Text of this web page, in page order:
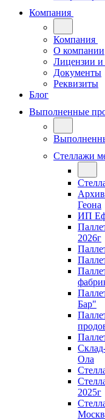
Компания
Компания
О компании
Лицензии и
Документы
Реквизиты
Блог
Выполненные
Стеллажи
Геона
ИП
2026г
Бар"
Ола
2025г